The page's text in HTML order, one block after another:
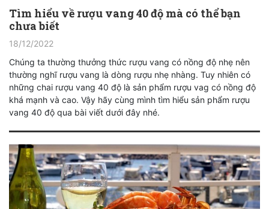
Tìm hiểu về rượu vang 40 độ mà có thể bạn
chưa biết
18/12/2022
Chúng ta thường thưởng thức rượu vang có nồng độ nhẹ nên
thường nghĩ rượu vang là dòng rượu nhẹ nhàng. Tuy nhiên có
những chai rượu vang 40 độ là sản phẩm rượu vag có nồng độ
khá mạnh và cao. Vậy hãy cùng mình tìm hiểu sản phẩm rượu
vang 40 độ qua bài viết dưới đây nhé.